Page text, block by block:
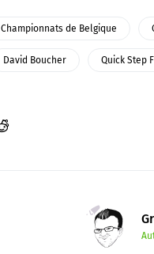
Championnats de Belgique
David Boucher Quick Step